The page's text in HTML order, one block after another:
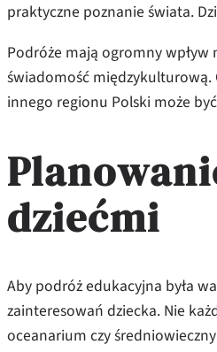
praktyczne poznanie świata.
Podróże mają ogromny
świadomość międzykulturową.
innego regionu Polski może
dziećmi
Aby podróż edukacyjna była
zainteresowań dziecka. Nie
oceanarium czy